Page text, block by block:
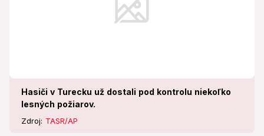
Hasiči v Turecku už dostali pod kontrolu niekoľko
lesných požiarov.
Zdroj: TASR/AP